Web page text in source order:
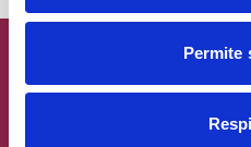
Permite
Newsletter
Oferte exclusive si o editie